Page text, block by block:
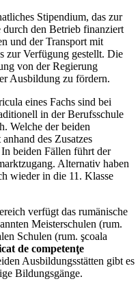
Stipendium, das zur
den Betrieb finanziert
und der Transport mit
zur Verfügung gestellt. Die
von der Regierung
Ausbildung zu fördern.
eines Fachs sind bei
in der Berufsschule
Welche der beiden
des Zusatzes
beiden Fällen führt der
Alternativ haben
wieder in die 11. Klasse
verfügt das rumänische
Meisterschulen (rum.
Schulen (rum. şcoala
de competenţe
Ausbildungsstätten gibt es
Bildungsgänge.